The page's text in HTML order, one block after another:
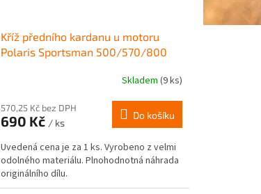
Kříž předního kardanu u motoru
Polaris Sportsman 500/570/800
Skladem (9 ks)
570,25 Kč bez DPH
690 Kč / ks
Do košíku
Uvedená cena je za 1 ks. Vyrobeno z velmi
odolného materiálu. Plnohodnotná náhrada
originálního dílu.